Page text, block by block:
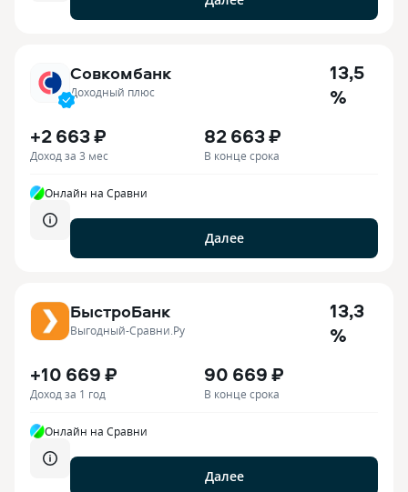
Совкомбанк
Доходный плюс
13,5
%
+2 663 ₽
Доход за 3 мес
82 663 ₽
В конце срока
Онлайн на Сравни
Далее
БыстроБанк
Выгодный-Сравни.Ру
13,3
%
+10 669 ₽
Доход за 1 год
90 669 ₽
В конце срока
Онлайн на Сравни
Далее